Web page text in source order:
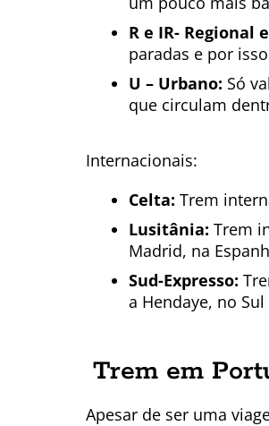
R e IR- Regional
paradas e por
U – Urbano: Só
que circulam
Internacionais:
Celta: Trem
Lusitânia: Trem
Madrid, na
Sud-Expresso:
a Hendaye, no Sul
Trem em
Apesar de ser uma